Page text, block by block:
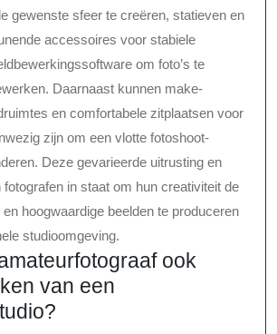
gewenste sfeer te creëren, statieven en
accessoires voor stabiele
om foto’s te
Daarnaast kunnen make-
en comfortabele zitplaatsen voor
zijn om een vlotte fotoshoot-
Deze gevarieerde uitrusting en
fotografen in staat om hun creativiteit de
hoogwaardige beelden te produceren
studioomgeving.
ook
van een